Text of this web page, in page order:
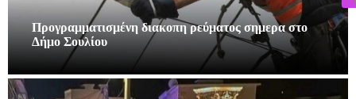
Προγραμματισμένη διακοπη ρεύματος σημερα στο
Δήμο Σουλίου